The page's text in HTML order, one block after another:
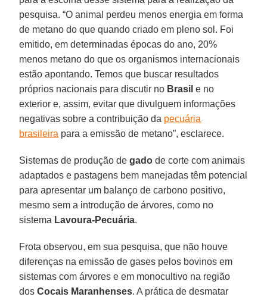
pesquisa. “O animal perdeu menos energia em forma
de metano do que quando criado em pleno sol. Foi
emitido, em determinadas épocas do ano, 20%
menos metano do que os organismos internacionais
estão apontando. Temos que buscar resultados
próprios nacionais para discutir no Brasil e no
exterior e, assim, evitar que divulguem informações
negativas sobre a contribuição da pecuária
brasileira para a emissão de metano”, esclarece.
Sistemas de produção degado de corte com animais
adaptados e pastagens bem manejadas têm potencial
para apresentar um balanço de carbono positivo,
mesmo sem a introdução de árvores, como no
sistema Lavoura-Pecuária.
Frota observou, em sua pesquisa, que não houve
diferenças na emissão de gases pelos bovinos em
sistemas com árvores e em monocultivo na região
dosCocais Maranhenses. A prática de desmatar